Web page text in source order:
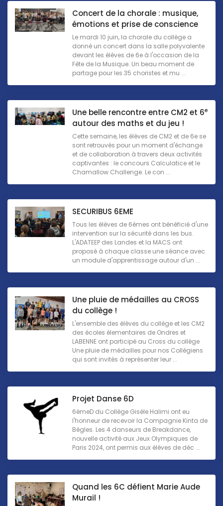
Concert de la chorale : musique,
émotions et prise de conscience
Le mardi 10 juin, la chorale du collège a
donné un concert dans la salle polyvalente
devant les élèves de 6e à l'occasion de la
Fête de la Musique. Un beau moment de
partage pour les 35 choristes et mu ...
Une belle rencontre entre CM2 et 6e
autour des maths et du jeu !
Cette semaine, les élèves de CM2 et de 6e se
sont retrouvés pour un moment d'échange
et de collaboration à travers deux activités
captivantes : le concours Calculatice et le
Chamallow Challenge. Le con ...
SECURIBUS 6EME
Tous les élèves de 6èmes ont bénéficié d'une
intervention sur la sécurité dans les bus.
L'ADATEEP des Landes et la MACS ont
proposé à chaque classe une séance avec
un module d'apprentissage autour d'un ...
Une pluie de médailles au CROSS
du collège !
L'ensemble des élèves du collège et les CM2
des écoles élementaires de Ondres et
LABENNE ont participé au Cross du collège
Une pluie de médailles pour nos Collègiens
qui sont invités à représenter leur ...
Projet Danse 6D
6èmeD du Collège Gisèle Halimi ont eu
l'honneur de recevoir la Compagnie Kinta de
Bègles. Les 4 danseurs de Breakdance,
nouvelle activité aux Jeux Olympiques de
Paris 2024, ont permis aux élèves de déc ...
Quand les 6C défient Marie Aude
Murail !